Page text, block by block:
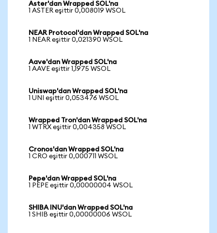
Aster'dan Wrapped SOL'na
1 ASTER eşittir 0,008019 WSOL
NEAR Protocol'dan Wrapped SOL'na
1 NEAR eşittir 0,021390 WSOL
Aave'dan Wrapped SOL'na
1 AAVE eşittir 1,1975 WSOL
Uniswap'dan Wrapped SOL'na
1 UNI eşittir 0,053476 WSOL
Wrapped Tron'dan Wrapped SOL'na
1 WTRX eşittir 0,004358 WSOL
Cronos'dan Wrapped SOL'na
1 CRO eşittir 0,000711 WSOL
Pepe'dan Wrapped SOL'na
1 PEPE eşittir 0,00000004 WSOL
SHIBA INU'dan Wrapped SOL'na
1 SHIB eşittir 0,00000006 WSOL